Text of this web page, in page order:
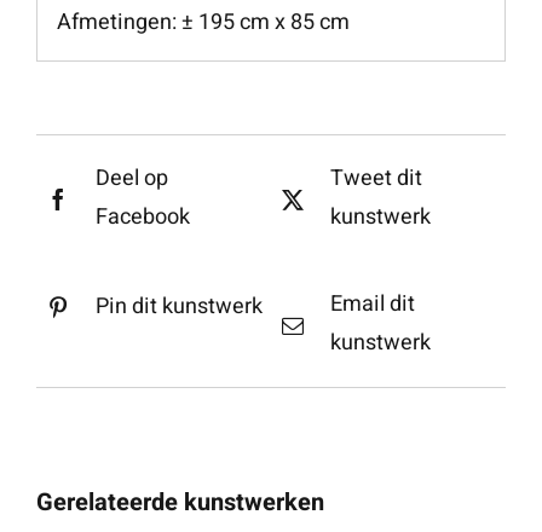
Afmetingen: ± 195 cm x 85 cm
Deel op
Facebook
Tweet dit
kunstwerk
Pin dit kunstwerk
Email dit
kunstwerk
Gerelateerde kunstwerken